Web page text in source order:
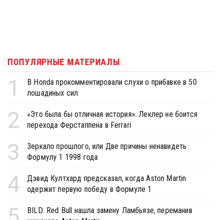
ПОПУЛЯРНЫЕ МАТЕРИАЛЫ
1
В Honda прокомментировали слухи о прибавке в 50
лошадиных сил
2
«Это была бы отличная история». Леклер не боится
перехода Ферстаппена в Ferrari
3
Зеркало прошлого, или Две причины ненавидеть
Формулу 1 1998 года
4
Дэвид Култхард предсказал, когда Aston Martin
одержит первую победу в Формуле 1
BILD: Red Bull нашла замену Ламбьязе, переманив